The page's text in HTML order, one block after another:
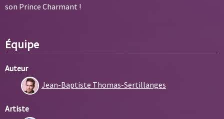
son Prince Charmant !
Équipe
Auteur
Jean-Baptiste Thomas-Sertillanges
Artiste